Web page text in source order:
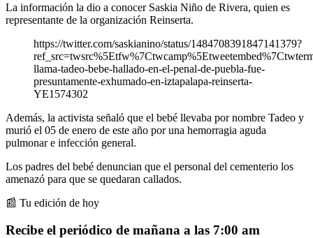
La información la dio a conocer Saskia Niño de Rivera, quien es
representante de la organización Reinserta.
https://twitter.com/saskianino/status/1484708391847141379?
llama-tadeo-bebe-hallado-en-el-penal-de-puebla-fue-
presuntamente-exhumado-en-iztapalapa-reinserta-
YE1574302
Además, la activista señaló que el bebé llevaba por nombre Tadeo y
murió el 05 de enero de este año por una hemorragia aguda
pulmonar e infección general.
Los padres del bebé denuncian que el personal del cementerio los
amenazó para que se quedaran callados.
📰 Tu edición de hoy
Recibe el periódico de mañana a las 7:00 am